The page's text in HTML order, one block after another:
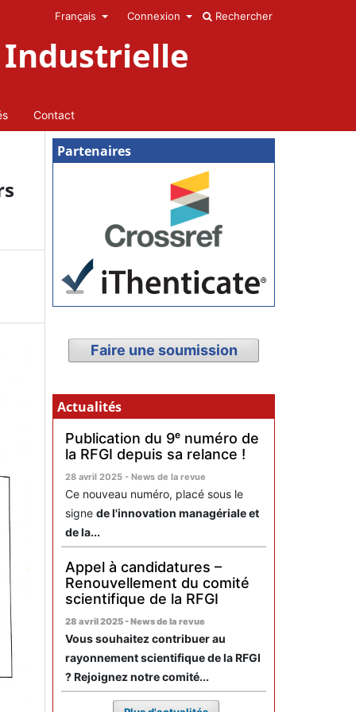
Industrielle
Contact
Rechercher
Français Connexion
Partenaires
Faire une soumission
Actualités
Publication du 9ᵉ numéro de
la RFGI depuis sa relance !
28 avril 2025 - News de la revue
Ce nouveau numéro, placé sous le
signe de l'innovation managériale et
de la...
Appel à candidatures –
Renouvellement du comité
scientifique de la RFGI
28 avril 2025 - News de la revue
Vous souhaitez contribuer au
rayonnement scientifique de la RFGI
? Rejoignez notre comité...